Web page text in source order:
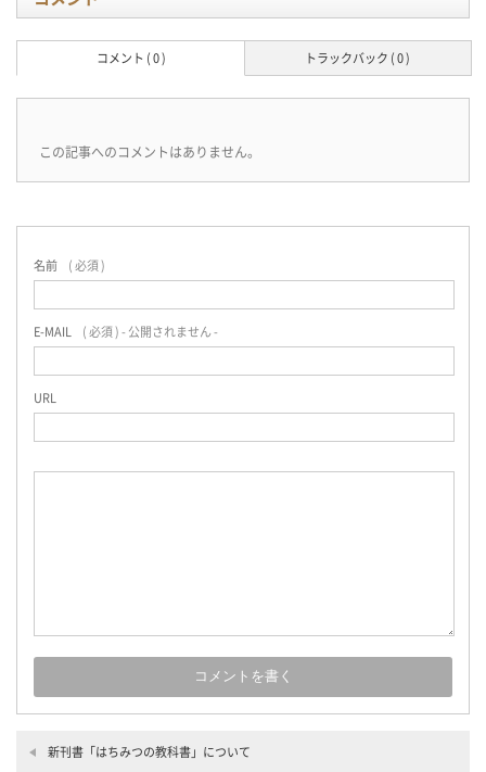
トラックバック ( 0 )
コメント ( 0 )
この記事へのコメントはありません。
名前 ( 必須 )
E-MAIL ( 必須 ) - 公開されません -
URL
新刊書「はちみつの教科書」について